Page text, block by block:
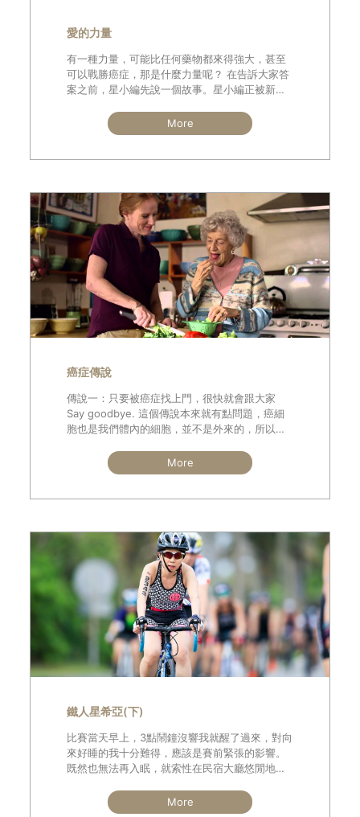
愛的力量
有一種力量，可能比任何藥物都來得強大，甚至
可以戰勝癌症，那是什麼力量呢？ 在告訴大家答
案之前，星小編先說一個故事。星小編正被新的
檢查的結果，發現腦水腫的範圍又再
More
癌症傳說
傳說一：只要被癌症找上門，很快就會跟大家
Say goodbye. 這個傳說本來就有點問題，癌細
胞也是我們體內的細胞，並不是外來的，所以不
致正常細胞轉變成壞細胞；
More
鐵人星希亞(下)
比賽當天早上，3點鬧鐘沒響我就醒了過來，對向
來好睡的我十分難得，應該是賽前緊張的影響。
既然也無法再入眠，就索性在民宿大廳悠閒地吃
換上三鐵衣，擦好防曬，再仔細檢查
More